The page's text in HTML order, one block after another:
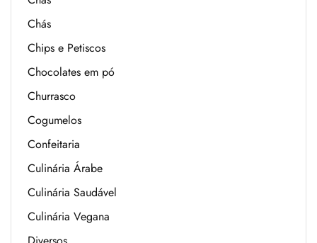
Chás
Chips e Petiscos
Chocolates em pó
Churrasco
Cogumelos
Confeitaria
Culinária Árabe
Culinária Saudável
Culinária Vegana